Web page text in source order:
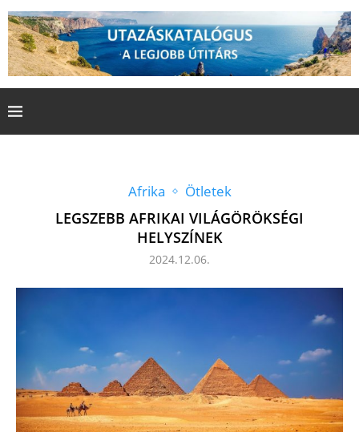
Afrika Ötletek
LEGSZEBB AFRIKAI VILÁGÖRÖKSÉGI
HELYSZÍNEK
2024.12.06.